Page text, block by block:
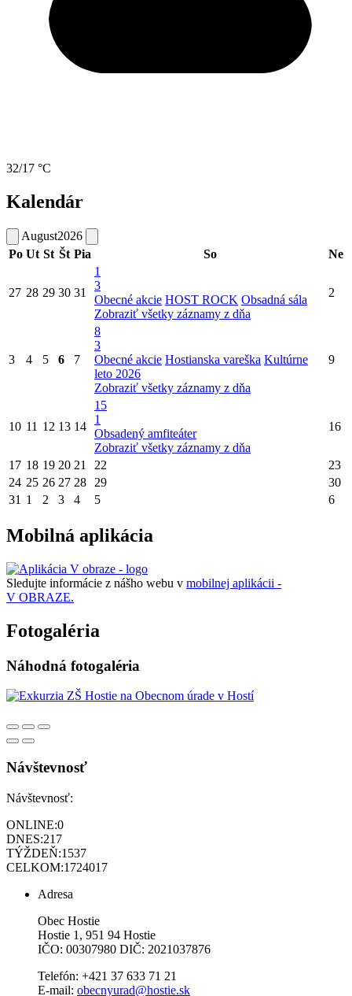
32/17 °C
Kalendár
August2026
Po Ut St Št Pia So Ne
27 28 29 30 31
1
3
Obecné akcie HOST ROCK Obsadná sála
Zobraziť všetky záznamy z dňa
2
3 4 5 6 7
8
3
Obecné akcie Hostianska vareška Kultúrne
leto 2026
Zobraziť všetky záznamy z dňa
9
10 11 12 13 14
15
1
Obsadený amfiteáter
Zobraziť všetky záznamy z dňa
16
17 18 19 20 21 22
23
24 25 26 27 28 29
30
31 1 2 3 4 5 6
Mobilná aplikácia
Sledujte informácie z nášho webu v mobilnej aplikácii -
V OBRAZE.
Fotogaléria
Náhodná fotogaléria
Návštevnosť
Návštevnosť:
ONLINE:0
DNES:217
TÝŽDEŇ:1537
CELKOM:1724017
Adresa
Obec Hostie
Hostie 1, 951 94 Hostie
IČO: 00307980 DIČ: 2021037876
Telefón: +421 37 633 71 21
E-mail: obecnyurad@hostie.sk